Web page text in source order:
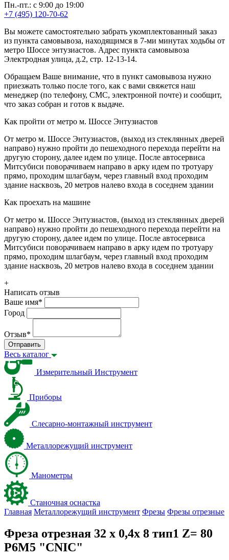
Пн.-пт.: с 9:00 до 19:00
+7 (495) 120-70-62
Вы можете самостоятельно забрать укомплектованный заказ
из пункта самовывоза, находящимся в 7-ми минутах ходьбы от
метро Шоссе энтузиастов. Адрес пункта самовывоза
Электродная улица, д.2, стр. 12-13-14.
Обращаем Ваше внимание, что в пункт самовывоза нужно
приезжать только после того, как с вами свяжется наш
менеджер (по телефону, СМС, электронной почте) и сообщит,
что заказ собран и готов к выдаче.
Как пройти от метро м. Шоссе Энтузиастов
От метро м. Шоссе Энтузиастов, (выход из стеклянных дверей
направо) нужно пройти до пешеходного перехода перейти на
другую сторону, далее идем по улице. После автосервиса
Митсубиси поворачиваем направо в арку идем по тротуару
прямо, проходим шлагбаум, через главный вход проходим
здание насквозь, 20 метров налево входа в соседнем здании
Как проехать на машине
От метро м. Шоссе Энтузиастов, (выход из стеклянных дверей
направо) нужно пройти до пешеходного перехода перейти на
другую сторону, далее идем по улице. После автосервиса
Митсубиси поворачиваем направо в арку идем по тротуару
прямо, проходим шлагбаум, через главный вход проходим
здание насквозь, 20 метров налево входа в соседнем здании
+
Написать отзыв
Ваше имя*
Город
Отзыв*
Отправить
Весь каталог
Измерительный Инструмент
Приборы
Слесарно-монтажный инструмент
Металлорежущий инструмент
Манометры
Станочная оснастка
Главная Металлорежущий инструмент Фрезы Фрезы отрезные
Фреза отрезная 32 х 0,4х 8 тип1 Z= 80
Р6М5 "CNIC"